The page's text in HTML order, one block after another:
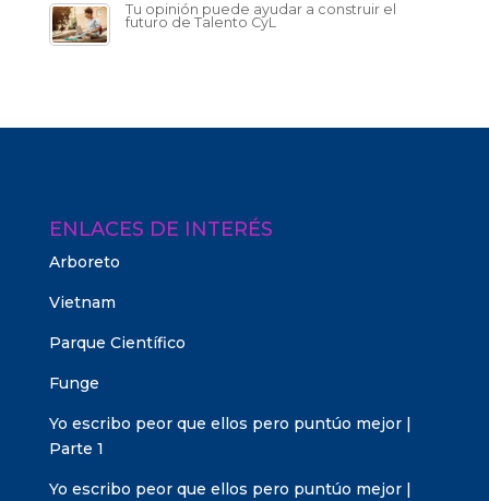
Tu opinión puede ayudar a construir el
futuro de Talento CyL
ENLACES DE INTERÉS
Arboreto
Vietnam
Parque Científico
Funge
Yo escribo peor que ellos pero puntúo mejor |
Parte 1
Yo escribo peor que ellos pero puntúo mejor |